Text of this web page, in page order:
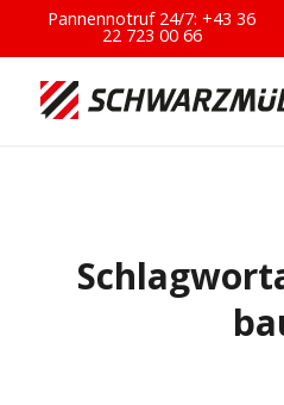
Pannennotruf 24/7:+43 36
22 723 00 66